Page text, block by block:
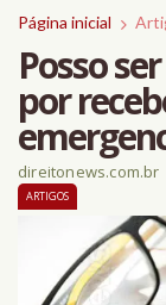
Página inicial
Posso
por
direitonews.com.br
ARTIGOS